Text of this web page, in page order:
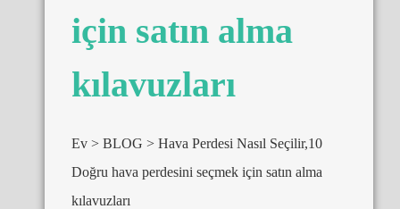
için satın alma
kılavuzları
Ev BLOG
Hava Perdesi Nasıl Seçilir,10
Doğru hava perdesini seçmek için satın alma
kılavuzları